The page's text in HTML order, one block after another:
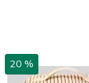
20 %